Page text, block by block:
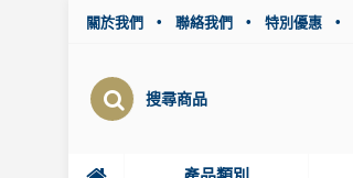
關於我們 • 聯絡我們 • 特別優惠 •